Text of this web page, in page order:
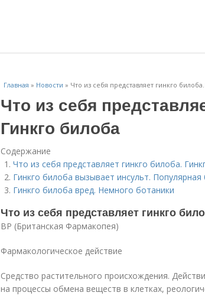
Главная » Новости » Что из себя представляет гинкго
Что из себя
Гинкго билоба
Содержание
Что из себя представляет гинкго билоба.
Гинкго билоба вызывает инсульт.
Гинкго билоба вред. Немного ботаники
Что из себя представляет гинкго
BP (Британская Фармакопея)
Фармакологическое действие
Средство растительного происхождения.
на процессы обмена веществ в клетках,